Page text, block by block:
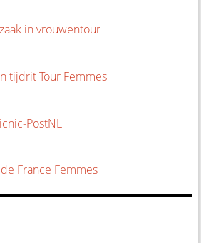
in vrouwentour
tijdrit Tour Femmes
PostNL
France Femmes